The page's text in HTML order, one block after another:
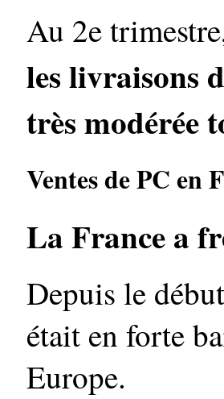
Au 2e
les livraisons
très modérée
Ventes de PC en
La France a
Depuis le
était en forte
Europe.